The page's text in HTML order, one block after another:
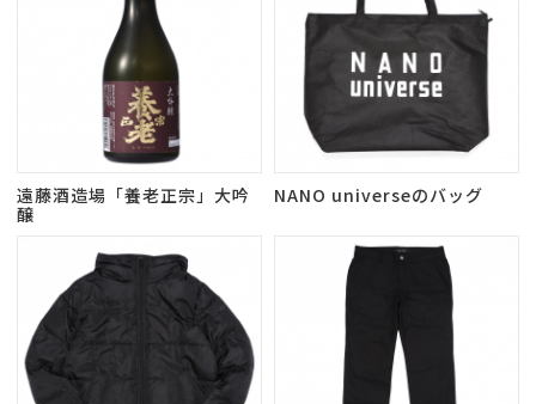
遠藤酒造場「養老正宗」大吟
醸
NANO universeのバッグ